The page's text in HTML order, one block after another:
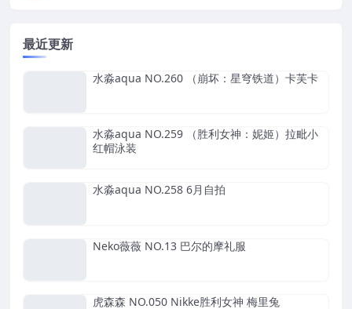
最近更新
水淼aqua NO.260 （崩坏：星穹铁道）卡芙卡
水淼aqua NO.259 （胜利女神：妮姬）拉毗小
红帽泳装
水淼aqua NO.258 6月自拍
Neko薇薇 NO.13 巴尔的摩礼服
虎森森 NO.050 Nikke胜利女神 梅里兔